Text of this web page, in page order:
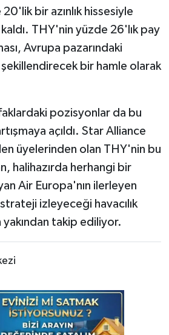
bir azınlık hissesiyle
THY'nin yüzde 26'lık pay
Avrupa pazarındaki
bir hamle olarak
pozisyonlar da bu
açıldı. Star Alliance
üyelerinden olan THY'nin bu
halihazırda herhangi bir
Air Europa'nın ilerleyen
izleyeceği havacılık
takip ediliyor.